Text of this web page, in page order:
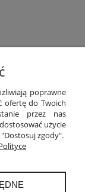
poprawne
ofertę do Twoich
przez nas
użycie
zgody".